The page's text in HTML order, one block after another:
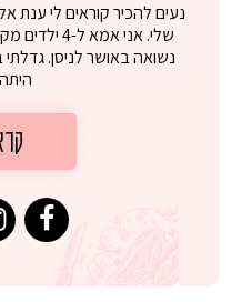
נעים להכיר קוראים לי ענת
שלי. אני אמא
נשואה באושר לניסן.